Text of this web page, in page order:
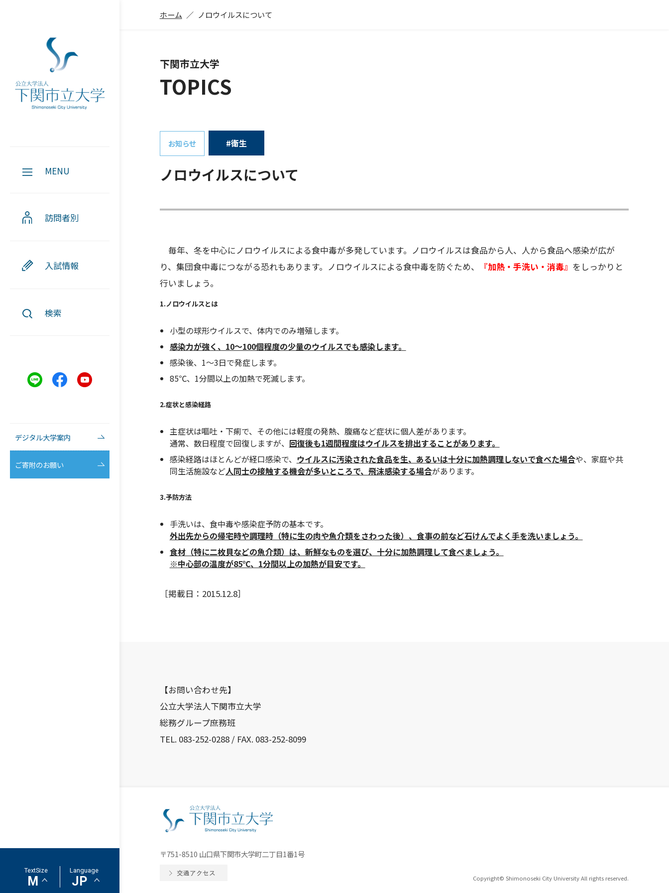
MENU
訪問者別
入試情報
検索
デジタル大学案内
ご寄附のお願い
TextSize Language
ホーム ノロウイルスについて
下関市立大学
TOPICS
お知らせ #衛生
ノロウイルスについて
毎年、冬を中心にノロウイルスによる食中毒が多発しています。ノロウイルスは食品から人、人から食品へ感染が広が
り、集団食中毒につながる恐れもあります。ノロウイルスによる食中毒を防ぐため、
『加熱・手洗い・消毒』 をしっかりと
行いましょう。
1.ノロウイルスとは
小型の球形ウイルスで、体内でのみ増殖します。
感染力が強く、10～100個程度の少量のウイルスでも感染します。
感染後、1～3日で発症します。
85℃、1分間以上の加熱で死滅します。
2.症状と感染経路
主症状は嘔吐・下痢で、その他には軽度の発熱、腹痛など症状に個人差があります。
通常、数日程度で回復しますが、 回復後も1週間程度はウイルスを排出することがあります。
感染経路はほとんどが経口感染で、 ウイルスに汚染された食品を生、あるいは十分に加熱調理しないで食べた場合や、家庭や共
同生活施設など人同士の接触する機会が多いところで、飛沫感染する場合があります。
3.予防方法
手洗いは、食中毒や感染症予防の基本です。
外出先からの帰宅時や調理時（特に生の肉や魚介類をさわった後）、食事の前など石けんでよく手を洗いましょう。
食材（特に二枚貝などの魚介類）は、新鮮なものを選び、十分に加熱調理して食べましょう。
※中心部の温度が85℃、1分間以上の加熱が目安です。
［掲載日：2015.12.8］
【お問い合わせ先】
公立大学法人下関市立大学
総務グループ庶務班
TEL. 083-252-0288 / FAX. 083-252-8099
〒751-8510 山口県下関市大学町二丁目1番1号
交通アクセス
Copyright© Shimonoseki City University All rights reserved.